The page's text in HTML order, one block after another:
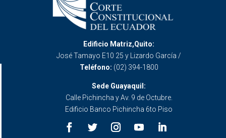
Edificio Matriz,Quito:
José Tamayo E10 25 y Lizardo García /
Teléfono: (02) 394-1800
Sede Guayaquil:
Calle Pichincha y Av. 9 de Octubre.
Edificio Banco Pichincha 6to Piso